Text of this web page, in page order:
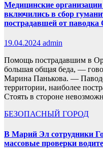
Медицинские
включились в сбор
пострадавшей от паводка
19.04.2024 admin
Помощь пострадавшим в
большая общая беда, —
Марина Панькова. —
территории, наиболее
Стоять в стороне
БЕЗОПАСНЫЙ ГОРОД
В Марий Эл сотрудники
массовые проверки